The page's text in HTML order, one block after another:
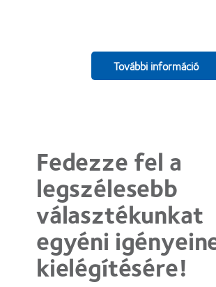
További információ
Fedezze fel a
legszélesebb
választékunkat
egyéni
kielégítésére!